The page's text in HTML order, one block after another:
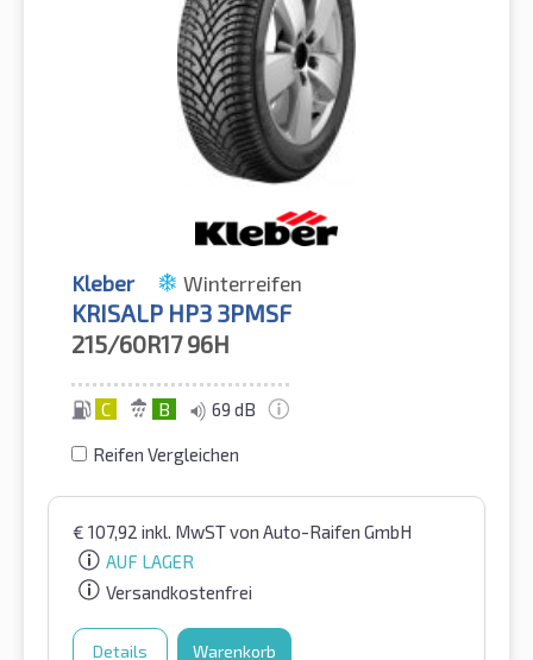
Kleber Winterreifen
KRISALP HP3 3PMSF
215/60R17 96H
C B 69 dB
Reifen Vergleichen
€ 107,92 inkl. MwSTvon Auto-Raifen GmbH
AUF LAGER
Versandkostenfrei
Details Warenkorb